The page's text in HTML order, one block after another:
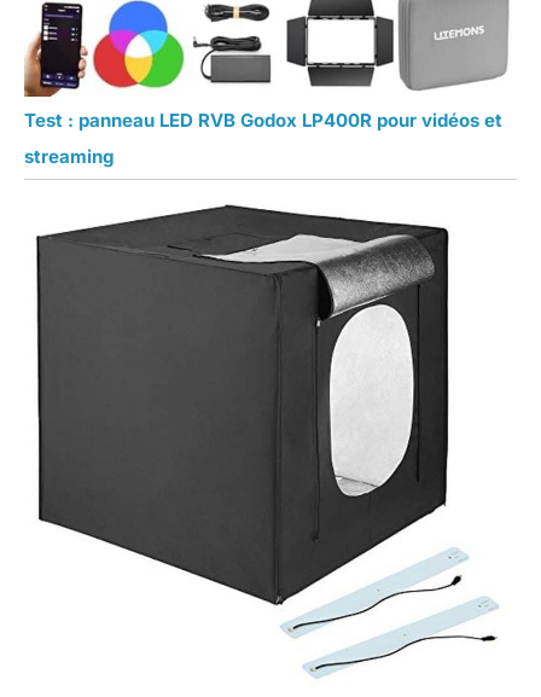
Test : panneau LED RVB Godox LP400R pour vidéos et
streaming